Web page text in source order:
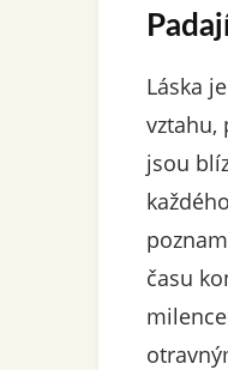
Láska
vztahu,
jsou
času